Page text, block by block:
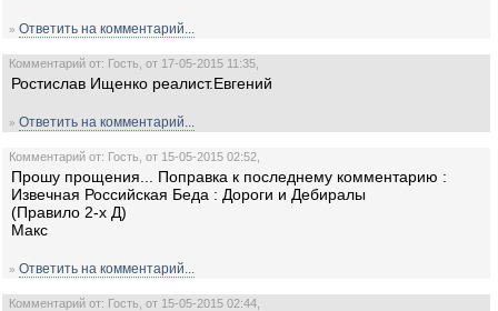
» Ответить на комментарий...
Комментарий от: Гость, от 17-05-2015 11:35,
Ростислав Ищенко реалист.Евгений
» Ответить на комментарий...
Комментарий от: Гость, от 15-05-2015 02:52,
Прошу прощения... Поправка к последнему комментарию :
Извечная Российская Беда : Дороги и Дебиралы
(Правило 2-х Д)
Макс
» Ответить на комментарий...
Комментарий от: Гость, от 15-05-2015 02:44,